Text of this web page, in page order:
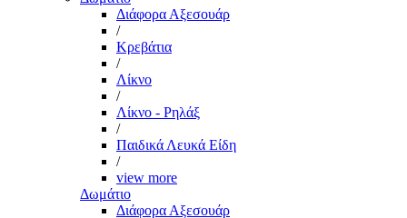
Διάφορα Αξεσουάρ
/
Κρεβάτια
/
Λίκνο
/
Λίκνο - Ρηλάξ
/
Παιδικά Λευκά Είδη
/
view more
Δωμάτιο
Διάφορα Αξεσουάρ